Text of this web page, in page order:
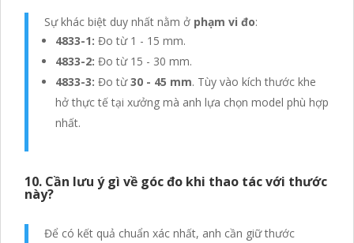
Sự khác biệt duy nhất nằm ở phạm vi đo:
4833-1: Đo từ 1 - 15 mm.
4833-2: Đo từ 15 - 30 mm.
4833-3: Đo từ30 - 45 mm. Tùy vào kích thước khe
hở thực tế tại xưởng mà anh lựa chọn model phù hợp
nhất.
10. Cần lưu ý gì về góc đo khi thao tác với thước
này?
Để có kết quả chuẩn xác nhất, anh cần giữ thước